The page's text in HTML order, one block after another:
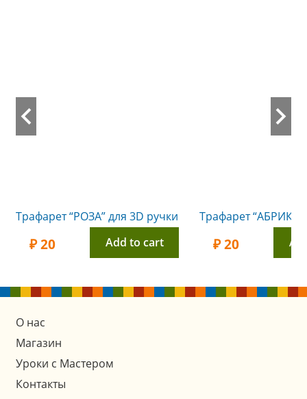
Трафарет “РОЗА” для 3D ручки
₽20 Add to cart ₽20
О нас
Магазин
Уроки с Мастером
Контакты